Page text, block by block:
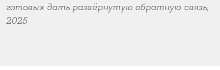
готовых дать развёрнутую обратную связь,
2025